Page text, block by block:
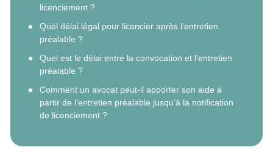
licenciement ?
Quel délai légal pour licencier après l’entretien
préalable ?
Quel est le délai entre la convocation et l’entretien
préalable ?
Comment un avocat peut-il apporter son aide à
partir de l’entretien préalable jusqu’à la notification
de licenciement ?